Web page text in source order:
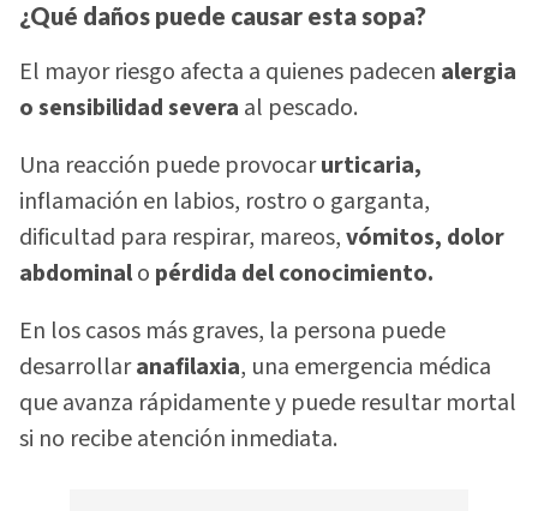
¿Qué daños puede causar esta sopa?
El mayor riesgo afecta a quienes padecen alergia
o sensibilidad severa al pescado.
Una reacción puede provocarurticaria,
inflamación en labios, rostro o garganta,
dificultad para respirar, mareos,vómitos, dolor
abdominalo pérdida del conocimiento.
En los casos más graves, la persona puede
desarrollaranafilaxia, una emergencia médica
que avanza rápidamente y puede resultar mortal
si no recibe atención inmediata.